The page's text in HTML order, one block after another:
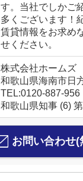
す。当社でしかご
多くございます！
賃貸情報をお求め
せください。
株式会社ホームズ
和歌山県海南市日
TEL:0120-887-956
和歌山県知事 (6)
お問い合わせ(